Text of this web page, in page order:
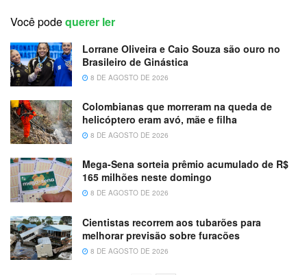
Você podequerer ler
Lorrane Oliveira e Caio Souza são ouro no
Brasileiro de Ginástica
8 DE AGOSTO DE 2026
Colombianas que morreram na queda de
helicóptero eram avó, mãe e filha
8 DE AGOSTO DE 2026
Mega-Sena sorteia prêmio acumulado de R$
165 milhões neste domingo
8 DE AGOSTO DE 2026
Cientistas recorrem aos tubarões para
melhorar previsão sobre furacões
8 DE AGOSTO DE 2026